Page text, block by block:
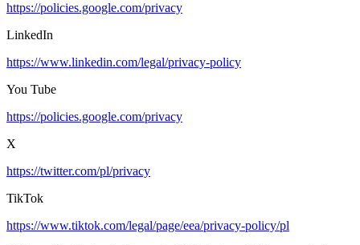
https://policies.google.com/privacy
LinkedIn
https://www.linkedin.com/legal/privacy-policy
You Tube
https://policies.google.com/privacy
X
https://twitter.com/pl/privacy
TikTok
https://www.tiktok.com/legal/page/eea/privacy-policy/pl